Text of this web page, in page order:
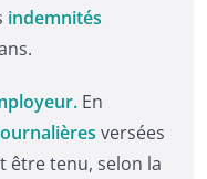
indemnités
En
versées
être tenu, selon la